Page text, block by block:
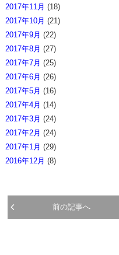
2017年11月 (18)
2017年10月 (21)
2017年9月 (22)
2017年8月 (27)
2017年7月 (25)
2017年6月 (26)
2017年5月 (16)
2017年4月 (14)
2017年3月 (24)
2017年2月 (24)
2017年1月 (29)
2016年12月 (8)
前の記事へ